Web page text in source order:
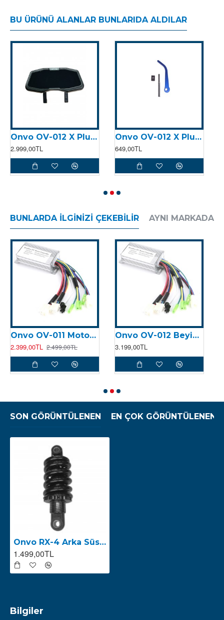
BU ÜRÜNÜ ALANLAR BUNLARIDA ALDILAR
Onvo OV-012 X Plus Display (2025)
2.999,00TL
Onvo OV-012 X Plus (2023) Katlama Mandalı
649,00TL
BUNLARDA İLGINIZI ÇEKEBILIR AYNI MARKADAN
Onvo OV-011 Motor Kontrolcüsü (Beyin)
2.399,00TL 2.499,00TL
Onvo OV-012 Beyin (2024)
3.199,00TL
SON GÖRÜNTÜLENEN EN ÇOK GÖRÜNTÜLENEN
Onvo RX-4 Arka Süspansiyon
1.499,00TL
Bilgiler